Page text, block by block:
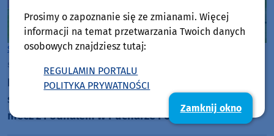
SportChojnice
środa, 5 sierpnia 2026, 07:25
Po nokaucie w Nowym Sączu, Chojniczanka
spróbuje się podnieść w Nowym Targu. Dziś (5.08)
mecz z Podhalem w Pucharze Polski
Prosimy o zapoznanie się ze zmianami. Więcej
informacji na temat przetwarzania Twoich danych
osobowych znajdziesz tutaj:
REGULAMIN PORTALU
POLITYKA PRYWATNOŚCI
Zamknij okno